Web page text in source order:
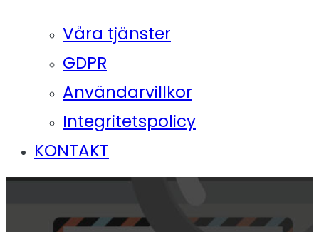
Våra tjänster
GDPR
Användarvillkor
Integritetspolicy
KONTAKT